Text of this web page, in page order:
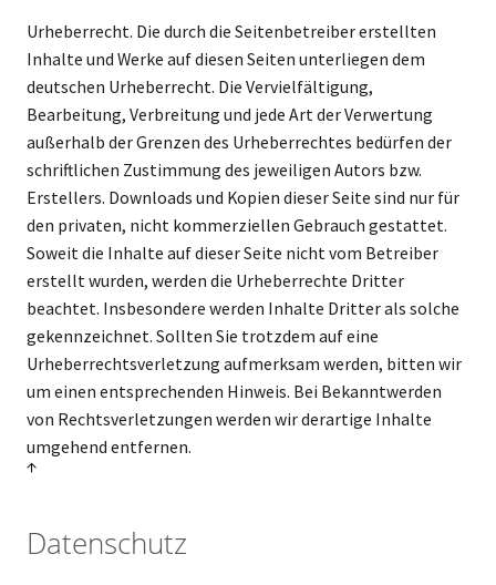
Urheberrecht. Die durch die Seitenbetreiber erstellten
Inhalte und Werke auf diesen Seiten unterliegen dem
deutschen Urheberrecht. Die Vervielfältigung,
Bearbeitung, Verbreitung und jede Art der Verwertung
außerhalb der Grenzen des Urheberrechtes bedürfen der
schriftlichen Zustimmung des jeweiligen Autors bzw.
Erstellers. Downloads und Kopien dieser Seite sind nur für
den privaten, nicht kommerziellen Gebrauch gestattet.
Soweit die Inhalte auf dieser Seite nicht vom Betreiber
erstellt wurden, werden die Urheberrechte Dritter
beachtet. Insbesondere werden Inhalte Dritter als solche
gekennzeichnet. Sollten Sie trotzdem auf eine
Urheberrechtsverletzung aufmerksam werden, bitten wir
um einen entsprechenden Hinweis. Bei Bekanntwerden
von Rechtsverletzungen werden wir derartige Inhalte
umgehend entfernen.
↑
Datenschutz